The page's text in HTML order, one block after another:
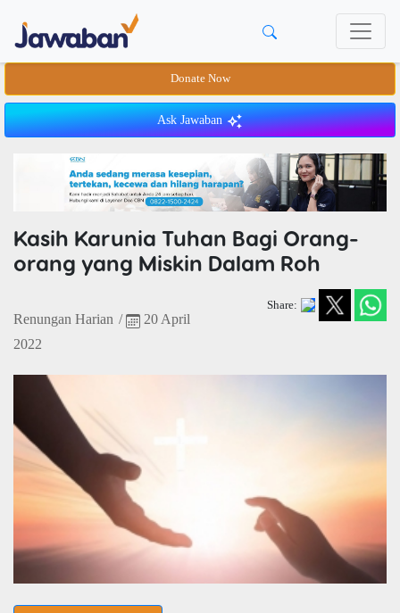
Donate Now
Ask Jawaban
Kasih Karunia Tuhan Bagi Orang-
orang yang Miskin Dalam Roh
Renungan Harian /
20 April
2022
Share: